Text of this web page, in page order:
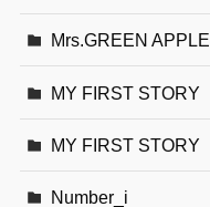
Mrs.GREEN APPLE
MY FIRST STORY
MY FIRST STORY
Number_i